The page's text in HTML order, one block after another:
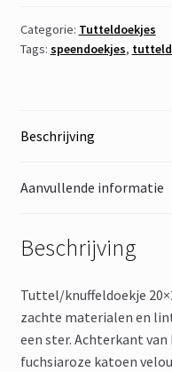
Categorie: Tutteldoekjes
Tags: speendoekjes,
Beschrijving
Aanvullende informatie
Beschrijving
Tuttel/knuffeldoekje
zachte materialen en
een ster. Achterkant
fuchsiaroze katoen